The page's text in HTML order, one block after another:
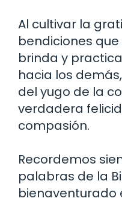
Al cultivar la
bendiciones
brinda y
hacia los
del yugo de la
verdadera
compasión.
Recordemos
palabras de la
bienaventurado